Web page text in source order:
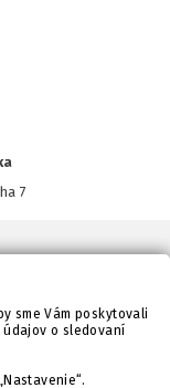
7
sme Vám poskytovali
údajov o sledovaní